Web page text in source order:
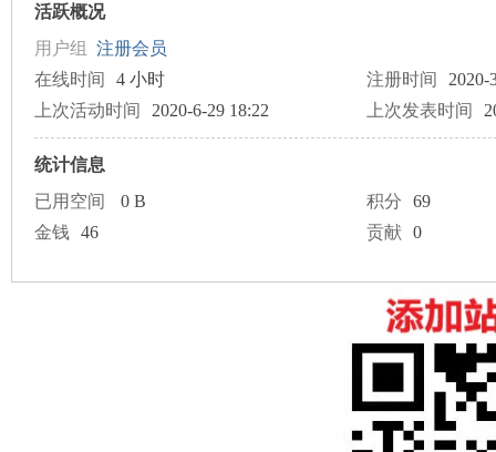
活跃概况
用户组 注册会员
在线时间
4 小时 注册时间
2020-
上次活动时间
2020-6-29 18:22 上次发表时间
统计信息
已用空间
0 B 积分
69
金钱
46 贡献 0